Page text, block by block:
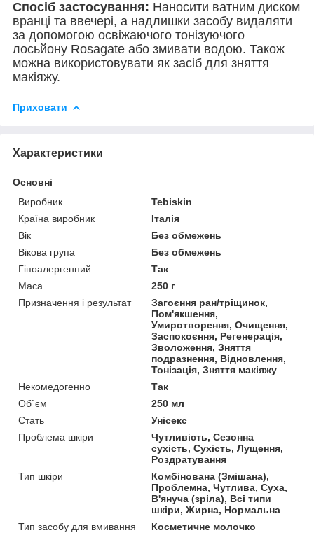
Спосіб застосування: Наносити ватним диском
вранці та ввечері, а надлишки засобу видаляти
за допомогою освіжаючого тонізуючого
лосьйону Rosagate або змивати водою. Також
можна використовувати як засіб для зняття
макіяжу.
Приховати
Характеристики
Основні
Виробник
Tebiskin
Країна виробник
Італія
Вік
Без обмежень
Вікова група
Без обмежень
Гіпоалергенний
Так
Маса
250 г
Призначення і результат
Загоєння ран/тріщинок,
Пом'якшення,
Умиротворення, Очищення,
Заспокоєння, Регенерація,
Зволоження, Зняття
подразнення, Відновлення,
Тонізація, Зняття макіяжу
Некомедогенно
Так
Об`єм
250 мл
Стать
Унісекс
Проблема шкіри
Чутливість, Сезонна
сухість, Сухість, Лущення,
Роздратування
Тип шкіри
Комбінована (Змішана),
Проблемна, Чутлива, Суха,
В'януча (зріла), Всі типи
шкіри, Жирна, Нормальна
Тип засобу для вмивання
Косметичне молочко